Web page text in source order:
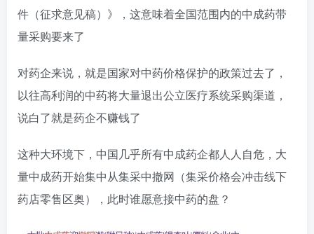
件（征求意见稿）》，这意味着全国范围内的中成药带
量采购要来了
对药企来说，就是国家对中药价格保护的政策过去了，
以往高利润的中药将大量退出公立医疗系统采购渠道，
说白了就是药企不赚钱了
这种大环境下，中国几乎所有中成药企都人人自危，大
量中成药开始集中从集采中撤网（集采价格会冲击线下
药店零售区奥），此时谁愿意接中药的盘？